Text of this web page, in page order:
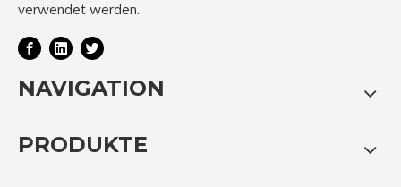
verwendet werden.
NAVIGATION
PRODUKTE